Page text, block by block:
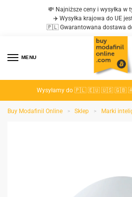
💸 Najniższe ceny i wysyłka w
✈️ Wysyłka krajowa do UE
🇵🇱 Gwarantowana dostawa
MENU
Wysyłamy do 🇵🇱 🇪🇺 🇺🇸 🇬🇧
Buy Modafinil Online > Sklep > Marki